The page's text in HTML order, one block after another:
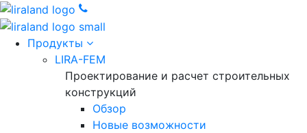
Продукты
LIRA-FEM
Проектирование и расчет строительных
конструкций
Обзор
Новые возможности